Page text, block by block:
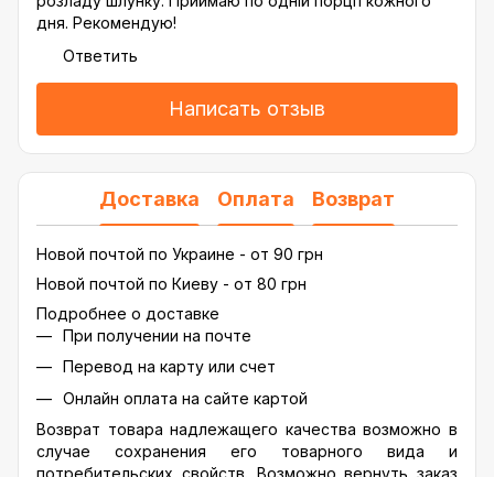
дня. Рекомендую!
Ответить
Написать отзыв
Доставка Оплата Возврат
Новой почтой по Украине - от 90 грн
Новой почтой по Киеву - от 80 грн
Подробнее о доставке
При получении на почте
Перевод на карту или счет
Онлайн оплата на сайте картой
Возврат товара надлежащего качества возможно в
случае сохранения его товарного вида и
потребительских свойств. Возможно вернуть заказ